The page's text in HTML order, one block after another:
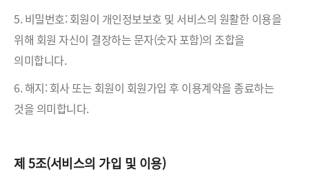
5. 비밀번호: 회원이 개인정보보호 및 서비스의 원활한 이용을
위해 회원 자신이 결장하는 문자(숫자 포함)의 조합을
의미합니다.
6. 해지: 회사 또는 회원이 회원가입 후 이용계약을 종료하는
것을 의미합니다.
제 5조(서비스의 가입 및 이용)